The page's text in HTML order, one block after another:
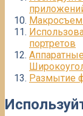
портретов
Размытие